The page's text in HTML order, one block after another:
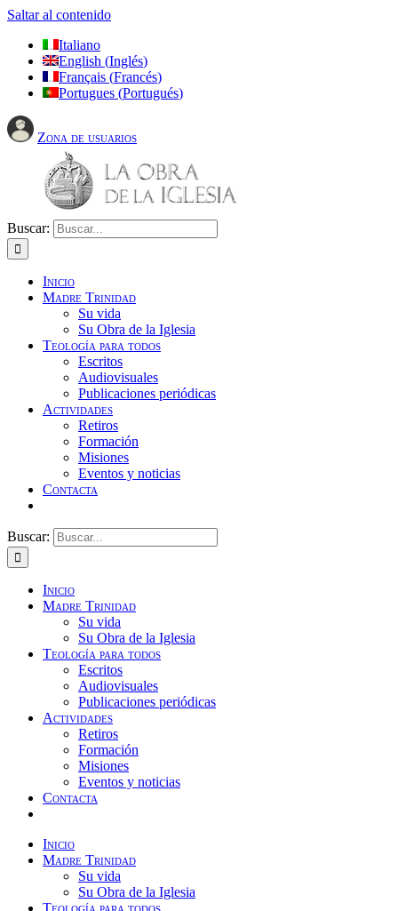
Saltar al contenido
Italiano
English (Inglés)
Français (Francés)
Portugues (Portugués)
Zona de usuarios
Buscar:
Inicio
Madre Trinidad
Su vida
Su Obra de la Iglesia
Teología para todos
Escritos
Audiovisuales
Publicaciones periódicas
Actividades
Retiros
Formación
Misiones
Eventos y noticias
Contacta
Buscar:
Inicio
Madre Trinidad
Su vida
Su Obra de la Iglesia
Teología para todos
Escritos
Audiovisuales
Publicaciones periódicas
Actividades
Retiros
Formación
Misiones
Eventos y noticias
Contacta
Inicio
Madre Trinidad
Su vida
Su Obra de la Iglesia
Teología para todos